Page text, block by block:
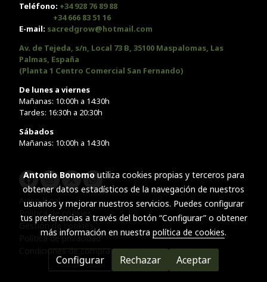
Teléfono: +34 928 76 89 88
+34 666 83 51 16
E-mail: sacredgrow@hotmail.com
Av. de Tejeda, s/n, Local 73 B, 35100 Maspalomas, Las
Palmas, España
(Planta 1 Centro Comercial San Fernando)
De lunes a viernes
Mañanas: 10:00h a 14:30h
Tardes: 16:30h a 20:30h
Sábados
Mañanas: 10:00h a 14:30h
Aviso legal
Política de cookies
Gestión de cookies
Política de privacidad
Condiciones de compra
Antonio Bonomoutiliza cookies propias y terceros para
obtener datos estadísticos de la navegación de nuestros
usuarios y mejorar nuestros servicios. Puedes configurar
tus preferencias a través del botón “Configurar” o obtener
más información en nuestra política de cookies.
Configurar Rechazar Aceptar